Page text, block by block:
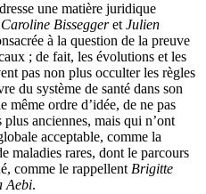
une matière juridique
Caroline Bisseggeret Julien
à la question de la preuve
; de fait, les évolutions et les
pas non plus occulter les règles
du système de santé dans son
même ordre d’idée, de ne pas
anciennes, mais qui n’ont
acceptable, comme la
maladies rares, dont le parcours
comme le rappellent Brigitte
Aebi.